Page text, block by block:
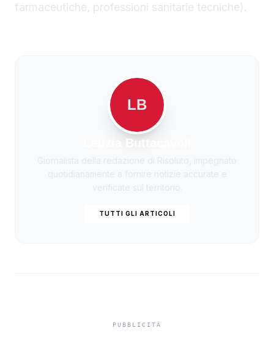
farmaceutiche, professioni sanitarie tecniche).
LB
Letizia Buttacavoli
TUTTI GLI ARTICOLI